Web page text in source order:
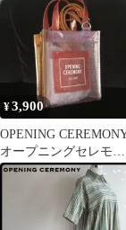
¥3,900
OPENING
オープニングセレモニ
ー クリアラメバッグ